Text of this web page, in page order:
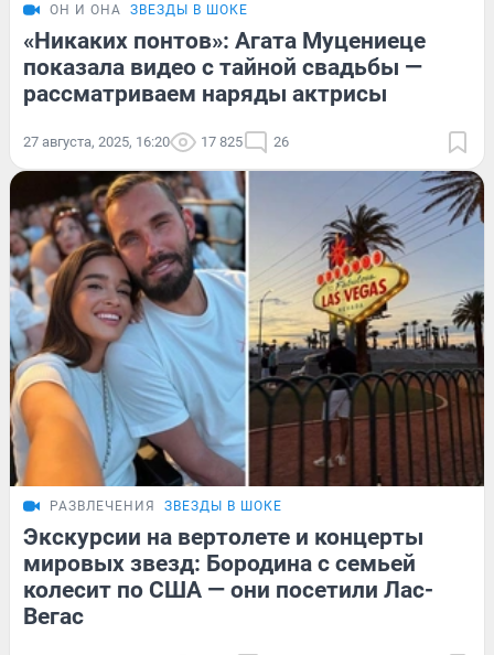
ОН И ОНА ЗВЕЗДЫ В ШОКЕ
«Никаких понтов»: Агата Муцениеце
показала видео с тайной свадьбы —
рассматриваем наряды актрисы
27 августа, 2025, 16:20 17 825 26
РАЗВЛЕЧЕНИЯ ЗВЕЗДЫ В ШОКЕ
Экскурсии на вертолете и концерты
мировых звезд: Бородина с семьей
колесит по США — они посетили Лас-
Вегас